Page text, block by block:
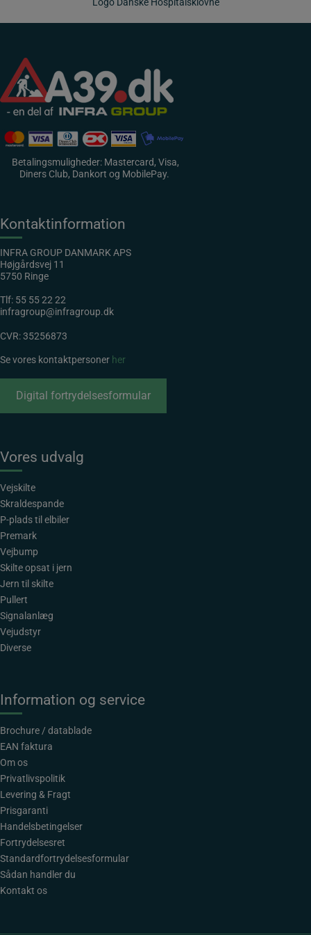
Betalingsmuligheder: Mastercard, Visa,
Diners Club, Dankort og MobilePay.
Kontaktinformation
INFRA GROUP DANMARK APS
Højgårdsvej 11
5750 Ringe
Tlf: 55 55 22 22
infragroup@infragroup.dk
CVR: 35256873
Se vores kontaktpersoner her
Digital fortrydelsesformular
Vores udvalg
Vejskilte
Skraldespande
P-plads til elbiler
Premark
Vejbump
Skilte opsat i jern
Jern til skilte
Pullert
Signalanlæg
Vejudstyr
Diverse
Information og service
Brochure / datablade
EAN faktura
Om os
Privatlivspolitik
Levering & Fragt
Prisgaranti
Handelsbetingelser
Fortrydelsesret
Standardfortrydelsesformular
Sådan handler du
Kontakt os